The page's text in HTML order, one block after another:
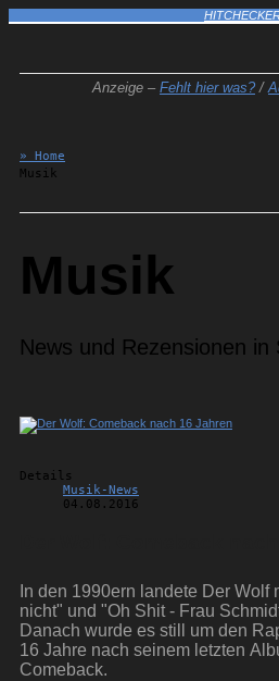
Anzeige – Fehlt hier was? /
» Home
Musik
Musik
News und Rezensionen in
Details
Musik-News
04.08.2016
In den 1990ern landete Der Wolf
nicht" und "Oh Shit - Frau
Danach wurde es still um den
16 Jahre nach seinem letzten
Comeback.